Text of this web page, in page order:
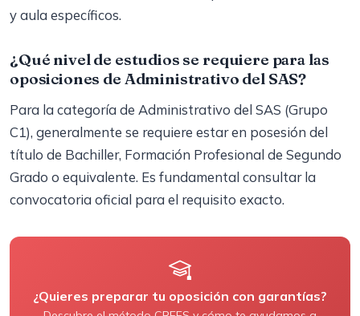
y aula específicos.
¿Qué nivel de estudios se requiere para las
oposiciones de Administrativo del SAS?
Para la categoría de Administrativo del SAS (Grupo
C1), generalmente se requiere estar en posesión del
título de Bachiller, Formación Profesional de Segundo
Grado o equivalente. Es fundamental consultar la
convocatoria oficial para el requisito exacto.
¿Quieres preparar tu oposición con garantías?